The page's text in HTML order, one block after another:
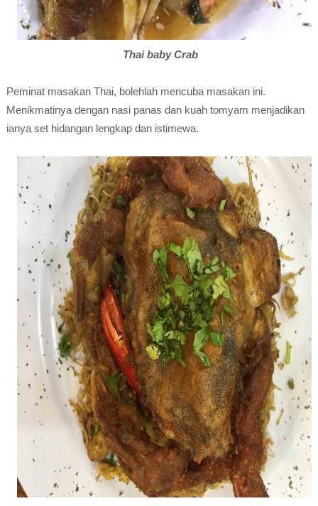
Thai baby Crab
Peminat masakan Thai, bolehlah mencuba masakan ini.
Menikmatinya dengan nasi panas dan kuah tomyam menjadikan
ianya set hidangan lengkap dan istimewa.